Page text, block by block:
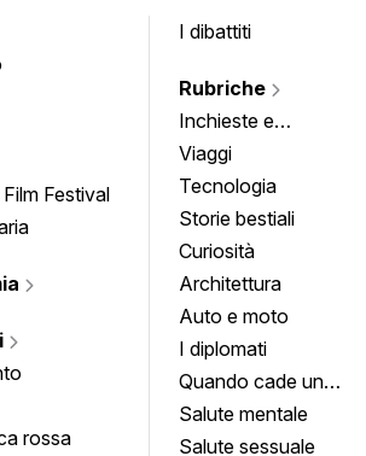
Festival
rossa
I dibattiti
Rubriche
Inchieste e
approfondimenti
Viaggi
Tecnologia
Storie bestiali
Curiosità
Architettura
Auto e moto
I diplomati
Quando cade un
quadro
Salute mentale
Salute sessuale